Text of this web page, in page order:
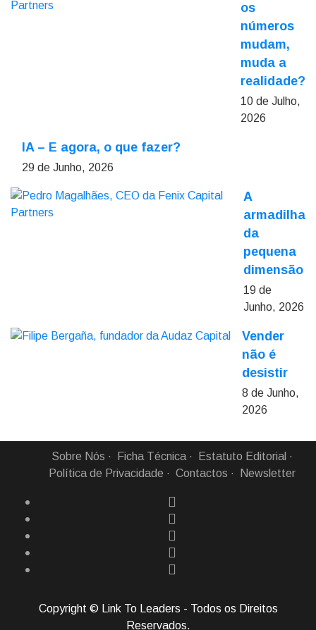
os
números
mudam,
muda a
realidade?
10 de Julho,
2026
IA – E agora, o que fazer?
29 de Junho, 2026
A
armadilha
da
pequena
dimensão
19 de
Junho, 2026
Vender
não é
desistir
8 de Junho,
2026
Sobre Nós Ficha Técnica
Estatuto Editorial
Política de Privacidade
Contactos Newsletter
Copyright © Link To Leaders - Todos os Direitos
Reservados.